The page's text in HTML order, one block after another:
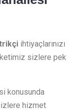
ihtiyaçlarınızı
sizlere pek
konusunda
hizmet